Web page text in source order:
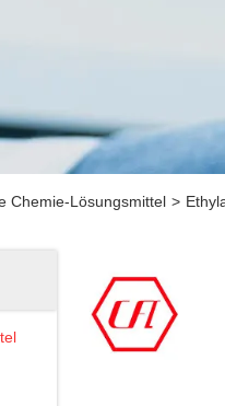
Chemie-Lösungsmittel >